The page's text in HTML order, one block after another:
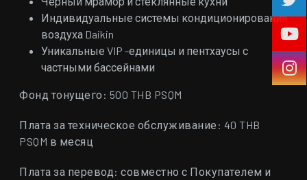
Индивидуальные системы кондиционирования
воздуха Daikin
Уникальные VIP -единицы и пентхаусы с
частными бассейнами
Фонд тонущего: 500 THB PSQM
Плата за техническое обслуживание: 40 THB
PSQM в месяц
Плата за перевод: совместно с Покупателем и